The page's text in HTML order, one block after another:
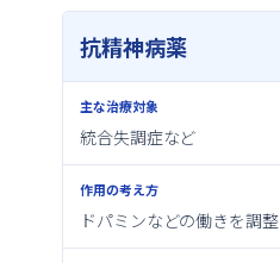
点
抗精神病薬
統合失調症など
ドパミンなどの働きを調整